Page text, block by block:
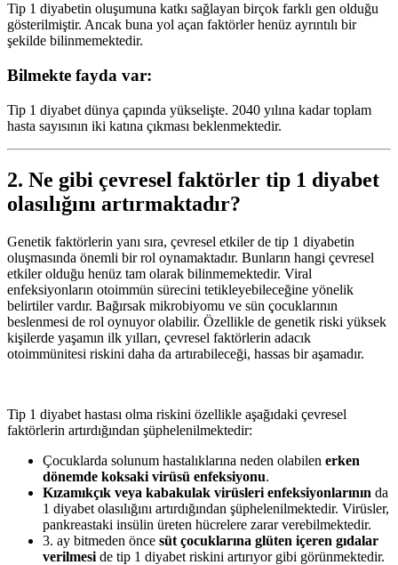
Tip 1 diyabetin oluşumuna katkı sağlayan birçok farklı gen olduğu
gösterilmiştir. Ancak buna yol açan faktörler henüz ayrıntılı bir
şekilde bilinmemektedir.
Bilmekte fayda var:
Tip 1 diyabet dünya çapında yükselişte. 2040 yılına kadar toplam
hasta sayısının iki katına çıkması beklenmektedir.
2. Ne gibi çevresel faktörler tip 1 diyabet
olasılığını artırmaktadır?
Genetik faktörlerin yanı sıra, çevresel etkiler de tip 1 diyabetin
oluşmasında önemli bir rol oynamaktadır. Bunların hangi çevresel
etkiler olduğu henüz tam olarak bilinmemektedir. Viral
enfeksiyonların otoimmün sürecini tetikleyebileceğine yönelik
belirtiler vardır. Bağırsak mikrobiyomu ve sün çocuklarının
beslenmesi de rol oynuyor olabilir. Özellikle de genetik riski yüksek
kişilerde yaşamın ilk yılları, çevresel faktörlerin adacık
otoimmünitesi riskini daha da artırabileceği, hassas bir aşamadır.
Tip 1 diyabet hastası olma riskini özellikle aşağıdaki çevresel
faktörlerin artırdığından şüphelenilmektedir:
Çocuklarda solunum hastalıklarına neden olabilen erken
dönemde koksaki virüsü enfeksiyonu.
Kızamıkçık veya kabakulak virüsleri enfeksiyonlarının da
1 diyabet olasılığını artırdığından şüphelenilmektedir. Virüsler,
pankreastaki insülin üreten hücrelere zarar verebilmektedir.
3. ay bitmeden önce süt çocuklarına glüten içeren gıdalar
verilmesi de tip 1 diyabet riskini artırıyor gibi görünmektedir.